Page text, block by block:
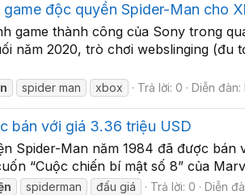
độc quyền Spider-Man cho
game thành công của Sony trong
năm 2020, trò chơi webslinging
spider man xbox Trả lời: 0 Diễn đàn:
bán với giá 3.36 triệu USD
Spider-Man năm 1984 đã được bán
“Cuộc chiến bí mật số 8” của
spiderman đấu giá Trả lời: 0 Diễn